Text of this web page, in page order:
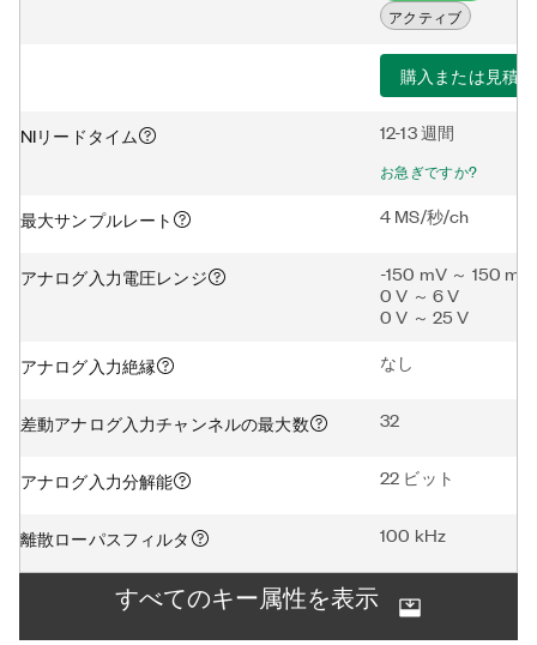
アクティブ
購入または見積
NIリードタイム 12-13 週間
お急ぎですか?
最大サンプルレート 4 MS/秒/ch
アナログ入力電圧レンジ
-150 mV ～ 150 mV
0 V ～ 6 V
0 V ～ 25 V
アナログ入力絶縁 なし
差動アナログ入力チャンネルの最大数 32
アナログ入力分解能 22 ビット
離散ローパスフィルタ 100 kHz
すべてのキー属性を表示